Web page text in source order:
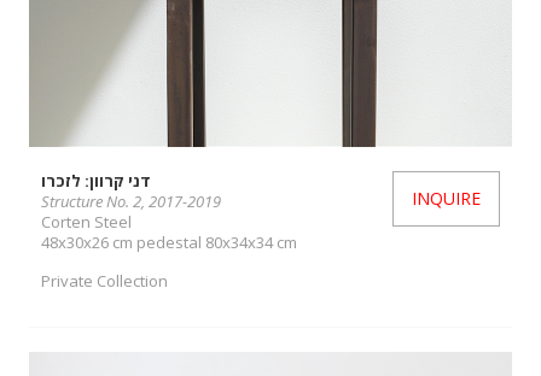
דני קרוון: לזכרו
Structure No. 2, 2017-2019
Corten Steel
48x30x26 cm pedestal 80x34x34 cm
Private Collection
INQUIRE